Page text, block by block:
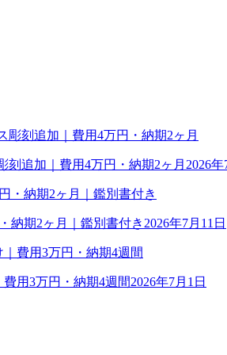
追加｜費用4万円・納期2ヶ月 2026年
納期2ヶ月｜鑑別書付き 2026年7月11日
用3万円・納期4週間2026年7月1日